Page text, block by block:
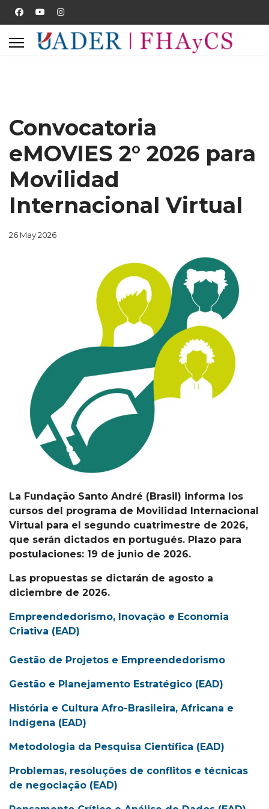
Convocatoria
eMOVIES 2° 2026 para
Movilidad
Internacional Virtual
26 May 2026
La Fundação Santo André (Brasil) informa los
cursos del programa de Movilidad Internacional
Virtual para el segundo cuatrimestre de 2026,
que serán dictados en portugués. Plazo para
postulaciones: 19 de junio de 2026.
Las propuestas se dictarán de agosto a
diciembre de 2026.
Empreendedorismo, Inovação e Economia
Criativa (EAD)
Gestão de Projetos e Empreendedorismo
Gestão e Planejamento Estratégico (EAD)
História e Cultura Afro-Brasileira, Africana e
Indígena (EAD)
Metodologia da Pesquisa Científica (EAD)
Problemas, resoluções de conflitos e técnicas
de negociação (EAD)